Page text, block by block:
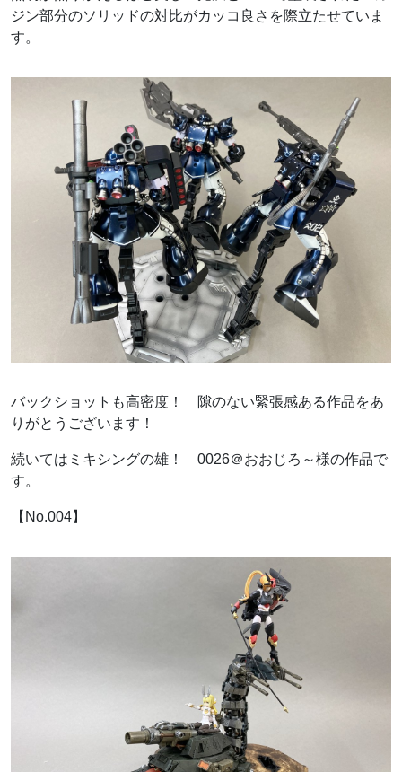
ジン部分のソリッドの対比がカッコ良さを際立たせていま
す。
バックショットも高密度！ 隙のない緊張感ある作品をあ
りがとうございます！
続いてはミキシングの雄！ 0026＠おおじろ～様の作品で
す。
【No.004】